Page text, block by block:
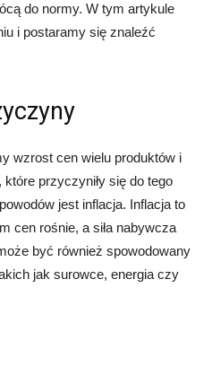
do normy. W tym artykule
i postaramy się znaleźć
wzrost cen wielu produktów i
które przyczyniły się do tego
jest inflacja. Inflacja to
cen rośnie, a siła nabywcza
być również spowodowany
jak surowce, energia czy